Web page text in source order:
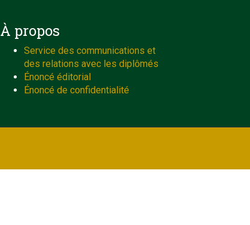
À propos
Service des communications et
des relations avec les diplômés
Énoncé éditorial
Énoncé de confidentialité